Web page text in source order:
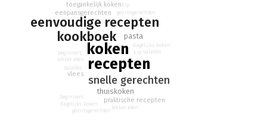
koken
recepten
kookboek
eenvoudige recepten
snelle gerechten
thuiskoken
pasta
eenpansgerechten
vlees
toegankelijk koken
praktische recepten
lekker eten
salades
gezinsgerechten
dagelijks koken
beginners
kip
lekker eten
salades
gezinsgerechten
dagelijks koken
beginners
kip